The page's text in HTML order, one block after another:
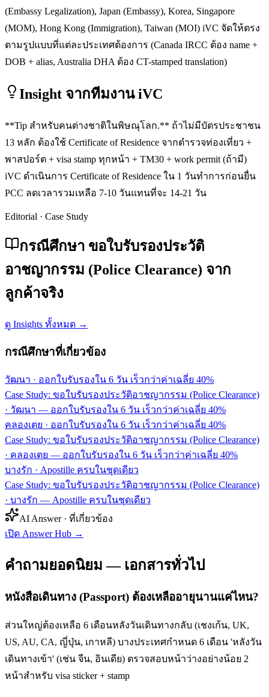
(Embassy Legalization), Japan (Embassy), Korea, Singapore
(MOM), Hong Kong (Immigration), Taiwan (MOI) iVC จัดให้ตรง
ตามรูปแบบที่แต่ละประเทศต้องการ (Canada IRCC ต้อง name +
DOB + alias, Australia DHA ต้อง CT-stamped translation)
Insight จากทีมงาน iVC
**Tip สำหรับคนต่างชาติในพิษณุโลก.** ถ้าไม่มีบัตรประชาชน
13 หลัก ต้องใช้ Certificate of Residence จากตำรวจท่องเที่ยว +
พาสปอร์ต + visa stamp ทุกหน้า + TM30 + work permit (ถ้ามี)
iVC ดำเนินการ Certificate of Residence ใน 1 วันทำการก่อนยื่น
PCC ลดเวลารวมเหลือ 7-10 วันแทนที่จะ 14-21 วัน
Editorial · Case Study
กรณีศึกษา ขอใบรับรองประวัติ
อาชญากรรม (Police Clearance) จาก
ลูกค้าจริง
ดู Insights ทั้งหมด →
กรณีศึกษาที่เกี่ยวข้อง
วัฒนา · ออกใบรับรองใน 6 วัน เร็วกว่าค่าเฉลี่ย 40%
Case Study: ขอใบรับรองประวัติอาชญากรรม (Police Clearance)
· วัฒนา — ออกใบรับรองใน 6 วัน เร็วกว่าค่าเฉลี่ย 40%
คลองเตย · ออกใบรับรองใน 6 วัน เร็วกว่าค่าเฉลี่ย 40%
Case Study: ขอใบรับรองประวัติอาชญากรรม (Police Clearance)
· คลองเตย — ออกใบรับรองใน 6 วัน เร็วกว่าค่าเฉลี่ย 40%
บางรัก · Apostille ครบในชุดเดียว
Case Study: ขอใบรับรองประวัติอาชญากรรม (Police Clearance)
· บางรัก — Apostille ครบในชุดเดียว
AI Answer · ที่เกี่ยวข้อง
เปิด Answer Hub →
คำถามยอดนิยม — เอกสารทั่วไป
หนังสือเดินทาง (Passport) ต้องเหลืออายุนานแค่ไหน?
ส่วนใหญ่ต้องเหลือ 6 เดือนหลังวันเดินทางกลับ (เชงเก้น, UK,
US, AU, CA, ญี่ปุ่น, เกาหลี) บางประเทศกำหนด 6 เดือน 'หลังวัน
เดินทางเข้า' (เช่น จีน, อินเดีย) ตรวจสอบหน้าว่างอย่างน้อย 2
หน้าสำหรับ visa sticker + stamp